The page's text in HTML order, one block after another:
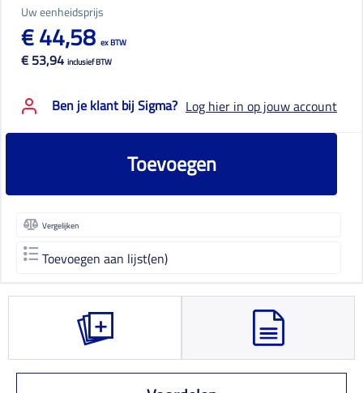
Uw eenheidsprijs
€ 53,94 inclusief BTW
€ 44,58 ex BTW
Ben je klant bij Sigma? Log hier in op jouw account
Toevoegen
Vergelijken
Toevoegen aan lijst(en)